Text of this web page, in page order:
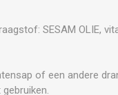
SESAM OLIE,
of een andere